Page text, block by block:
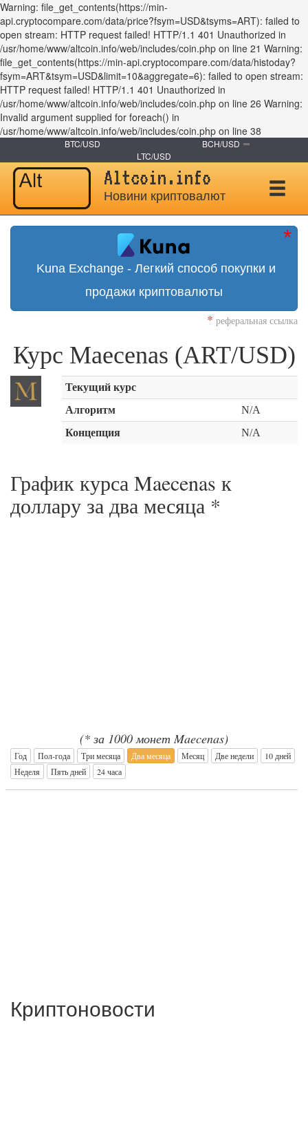
Warning: file_get_contents(https://min-
api.cryptocompare.com/data/price?fsym=USD&tsyms=ART): failed to
open stream: HTTP request failed! HTTP/1.1 401 Unauthorized in
/usr/home/www/altcoin.info/web/includes/coin.php on line 21 Warning:
file_get_contents(https://min-api.cryptocompare.com/data/histoday?
fsym=ART&tsym=USD&limit=10&aggregate=6): failed to open stream:
HTTP request failed! HTTP/1.1 401 Unauthorized in
/usr/home/www/altcoin.info/web/includes/coin.php on line 26 Warning:
Invalid argument supplied for foreach() in
/usr/home/www/altcoin.info/web/includes/coin.php on line 38
BTC/USD
BCH/USD
LTC/USD
Altcoin.info
Новини криптовалют
Kuna Exchange - Легкий способ покупки и
продажи криптовалюты
* реферальная ссылка
Курс Maecenas (ART/USD)
Текущий курс
Алгоритм
N/A
Концепция
N/A
График курса Maecenas к
доллару за два месяца *
(* за 1000 монет Maecenas)
Год Пол-года Три месяца Два месяца Месяц Две недели
10 дней
Неделя
Пять дней 24 часа
Криптоновости